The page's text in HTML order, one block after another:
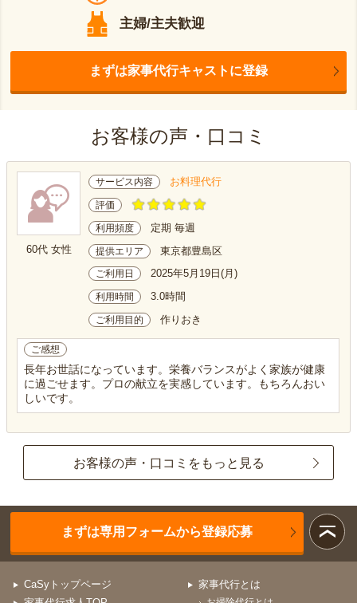
主婦/主夫歓迎
まずは家事代行キャストに登録
お客様の声・口コミ
60代 女性
サービス内容 お料理代行
評価
利用頻度 定期 毎週
提供エリア 東京都豊島区
ご利用日 2025年5月19日(月)
利用時間 3.0時間
ご利用目的 作りおき
ご感想
長年お世話になっています。栄養バランスがよく家族が健康
に過ごせます。プロの献立を実感しています。もちろんおい
しいです。
お客様の声・口コミをもっと見る
まずは専用フォームから登録応募
CaSyトップページ
家事代行とは